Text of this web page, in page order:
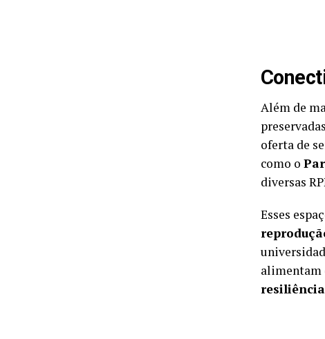
Além de
oferta de
como o
diversas
Esses
alimentam